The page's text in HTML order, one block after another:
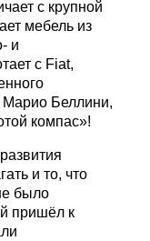
с крупной
мебель из
и
с Fiat,
Марио Беллини,
компас»!
и то, что
было
пришёл к